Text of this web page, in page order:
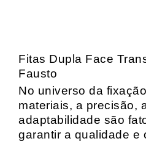
Fitas Dupla Face
Fausto
No universo da
materiais, a precisão,
adaptabilidade são
garantir a qualidade e